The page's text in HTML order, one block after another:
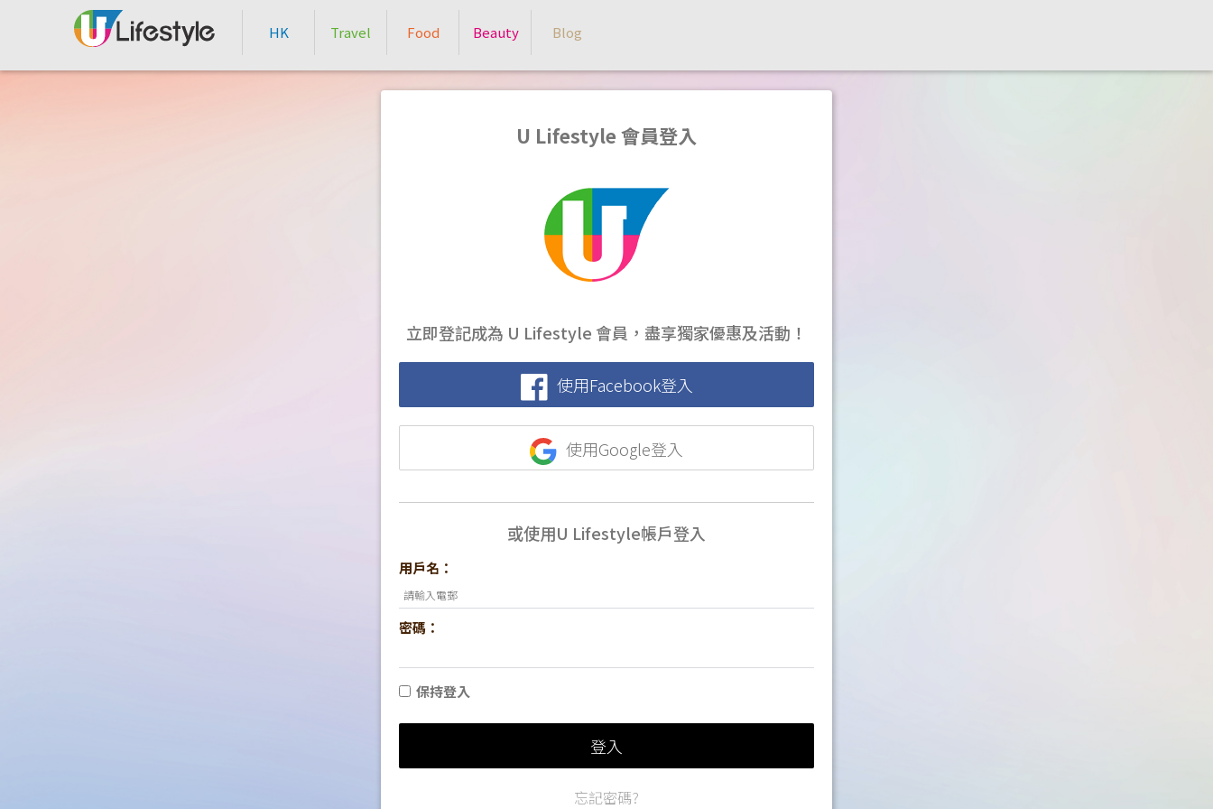
HK Travel Food Beauty Blog
U Lifestyle 會員登入
立即登記成為 U Lifestyle 會員，盡享獨家優惠及活動！
使用Facebook登入
使用Google登入
或使用U Lifestyle帳戶登入
用戶名：
密碼：
保持登入
登入
忘記密碼?